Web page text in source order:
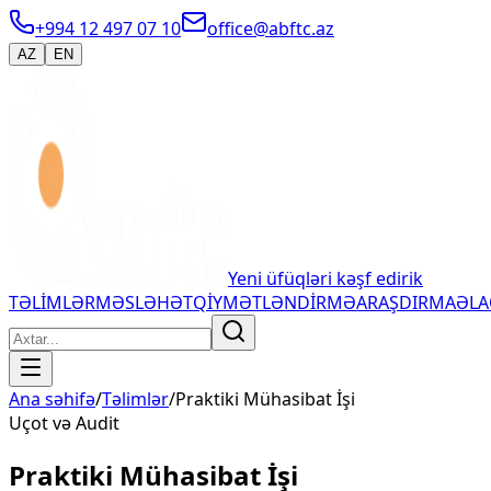
+994 12 497 07 10 office@abftc.az
AZ EN
Yeni üfüqləri kəşf edirik
TƏLİMLƏRMƏSLƏHƏTQİYMƏTLƏNDİRMƏARAŞDIRMA
Ana səhifə/Təlimlər/Praktiki Mühasibat İşi
Uçot və Audit
Praktiki Mühasibat İşi